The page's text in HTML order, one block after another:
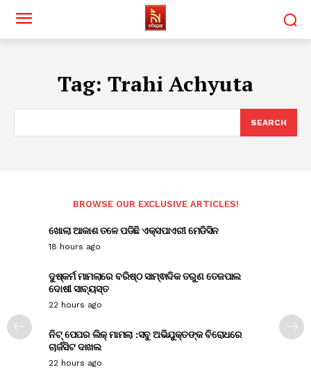
Tag: Trahi Achyuta
SEARCH
BROWSE OUR EXCLUSIVE ARTICLES!
ଖୋଲା ଆକାଶ ତଳେ ପଡିଛି ଏକ୍ସପାଏରୀ ମେଡିସିନ
18 hours ago
ଦୁଷ୍କର୍ମ ମାମଲାରେ ବରିଷ୍ଠ ସାମ୍ଵାଦିକ ତରୁଣ ତେଜପାଲ
ଦୋଷୀ ସାବ୍ୟସ୍ତ
22 hours ago
ନିଟ୍ ପେପର ଲିକ୍ ମାମଲା :ସବୁ ଅଭିଯୁକ୍ତଙ୍କ ବିରୋଧରେ
ଚାର୍ଜସିଟ ଦାଖଲ
22 hours ago